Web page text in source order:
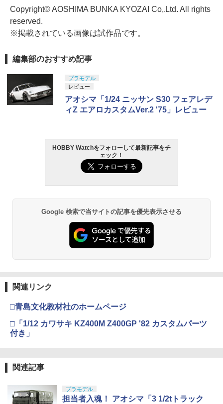
Copyright© AOSHIMA BUNKA KYOZAI Co,.Ltd. All rights
reserved.
※掲載されている画像は試作品です。
編集部のおすすめ記事
プラモデル
レビュー
アオシマ「1/24 ニッサン S30 フェアレデ
ィZ エアロカスタムVer.2 '75」レビュー
HOBBY Watchをフォローして最新記事をチ
ェック！
Google 検索で当サイトの記事を優先表示させる
関連リンク
□青島文化教材社のホームページ
□「1/12 カワサキ KZ400M Z400GP '82 カスタムパーツ
付き」
関連記事
プラモデル
担当者入魂！ アオシマ「3 1/2tトラック